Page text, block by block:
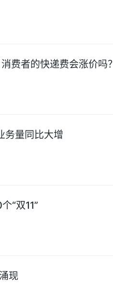
费者的快递费会涨价吗？
务量同比大增
“双11”
现